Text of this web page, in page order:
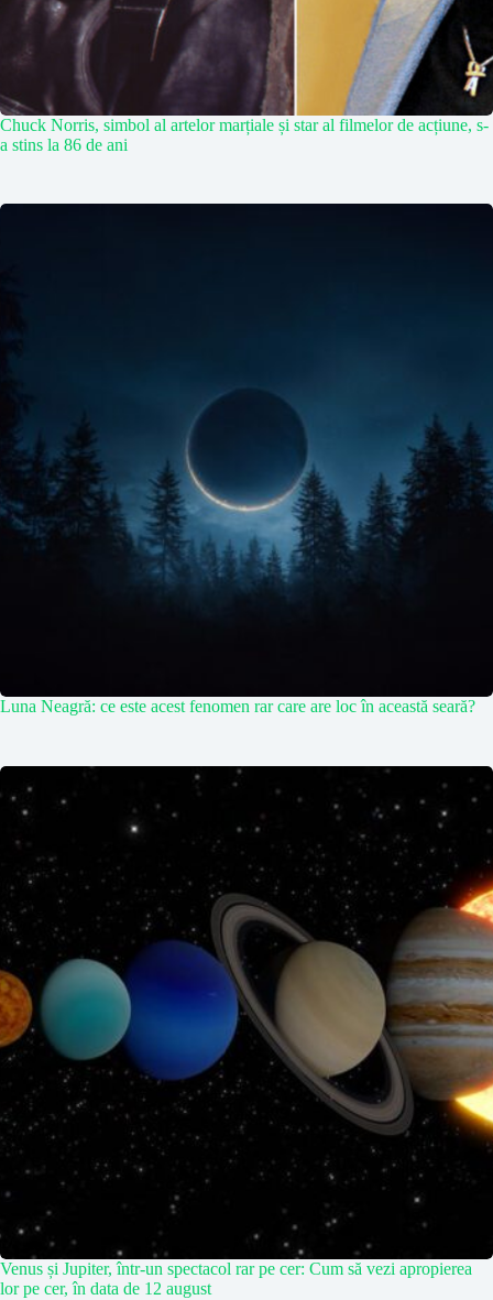
Chuck Norris, simbol al artelor marțiale și star al filmelor de acțiune, s-
a stins la 86 de ani
Luna Neagră: ce este acest fenomen rar care are loc în această seară?
Venus și Jupiter, într-un spectacol rar pe cer: Cum să vezi apropierea
lor pe cer, în data de 12 august